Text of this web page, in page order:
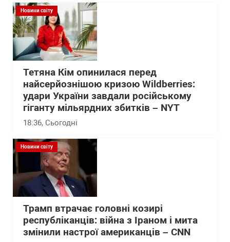
Новини світу
Тетяна Кім опинилася перед
найсерйознішою кризою Wildberries:
удари України завдали російському
гіганту мільярдних збитків – NYT
18:36, Сьогодні
Новини світу
Трамп втрачає головні козирі
республіканців: війна з Іраном і мита
змінили настрої американців – CNN